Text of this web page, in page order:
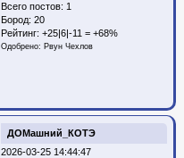
Всего постов: 1
Бород: 20
Рейтинг: +25|6|-11 = +68%
Одобрено: Рвун Чехлов
ДОМашний_КОТЭ
2026-03-25 14:44:47